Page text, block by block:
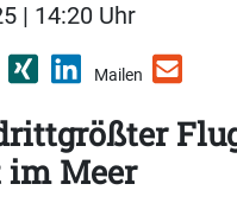
| 14:20 Uhr
Mailen
Meer